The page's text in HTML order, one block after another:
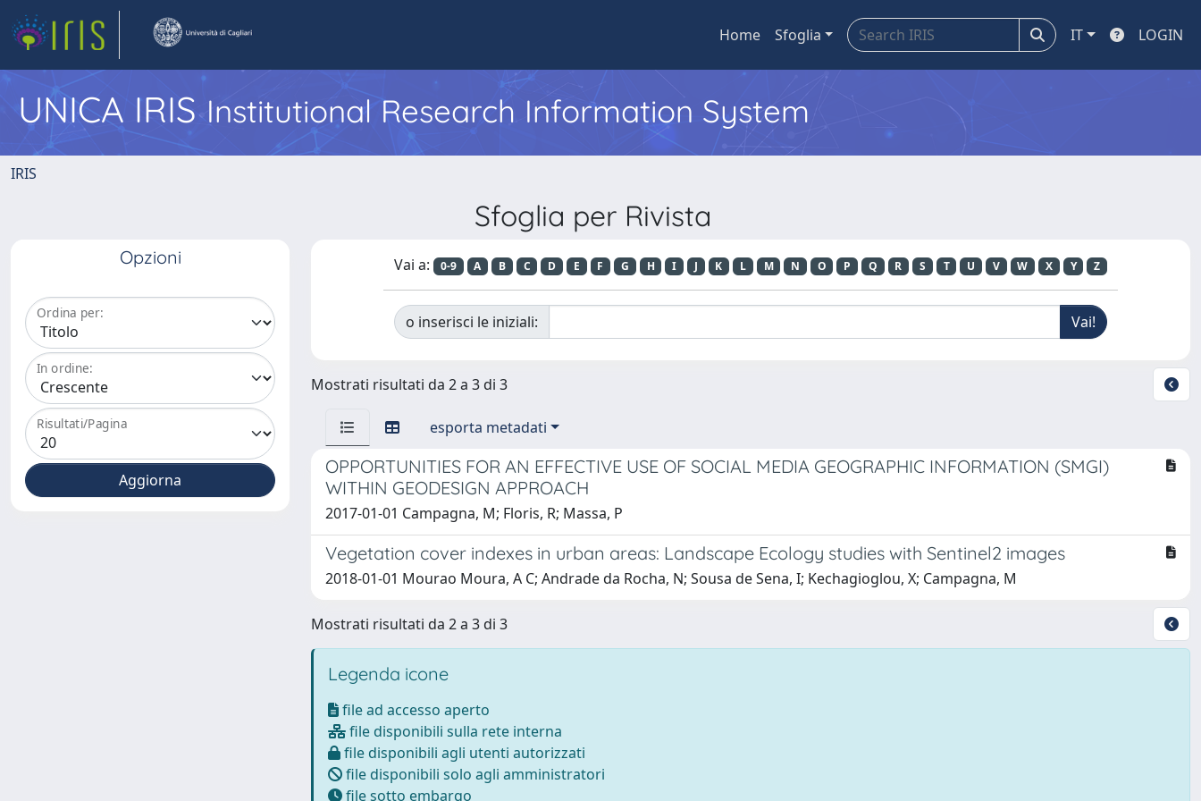
Home Sfoglia IT LOGIN
UNICA IRISInstitutional Research Information System
IRIS
Sfoglia per Rivista
Opzioni
Ordina per:
In ordine:
Risultati/Pagina
Vai a: 0-9 A B C D E F G H I J K L M N O P Q R S T U V W X Y Z
o inserisci le iniziali:
Mostrati risultati da 2 a 3 di 3
esporta metadati
OPPORTUNITIES FOR AN EFFECTIVE USE OF SOCIAL MEDIA GEOGRAPHIC INFORMATION (SMGI)
WITHIN GEODESIGN APPROACH
2017-01-01 Campagna, M; Floris, R; Massa, P
Vegetation cover indexes in urban areas: Landscape Ecology studies with Sentinel2 images
2018-01-01 Mourao Moura, A C; Andrade da Rocha, N; Sousa de Sena, I; Kechagioglou, X; Campagna, M
Mostrati risultati da 2 a 3 di 3
Legenda icone
file ad accesso aperto
file disponibili sulla rete interna
file disponibili agli utenti autorizzati
file disponibili solo agli amministratori
file sotto embargo